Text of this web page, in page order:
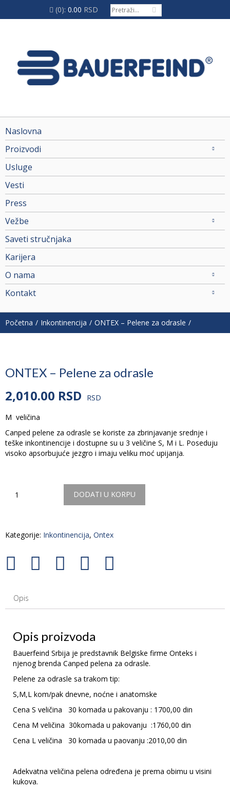
(0): 0.00 RSD
Naslovna
Proizvodi
Usluge
Vesti
Press
Vežbe
Saveti stručnjaka
Karijera
O nama
Kontakt
Početna Inkontinencija ONTEX – Pelene za odrasle
ONTEX – Pelene za odrasle
2,010.00 RSD RSD
M veličina
Canped pelene za odrasle se koriste za zbrinjavanje srednje i
teške inkontinencije i dostupne su u 3 veličine S, M i L. Poseduju
visoko apsorbujuće jezgro i imaju veliku moć upijanja.
DODATI U KORPU
Kategorije: Inkontinencija, Ontex
Opis
Opis proizvoda
Bauerfeind Srbija je predstavnik Belgiske firme Onteks i
njenog brenda Canped pelena za odrasle.
Pelene za odrasle sa trakom tip:
S,M,L kom/pak dnevne, noćne i anatomske
Cena S veličina 30 komada u pakovanju : 1700,00 din
Cena M veličina 30komada u pakovanju :1760,00 din
Cena L veličina 30 komada u paovanju :2010,00 din
Adekvatna veličina pelena određena je prema obimu u visini
kukova.